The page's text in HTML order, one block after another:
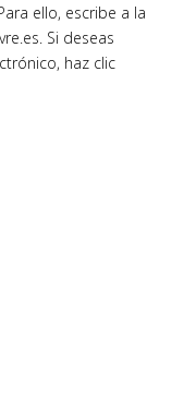
ello, escribe a la
Si deseas
haz clic